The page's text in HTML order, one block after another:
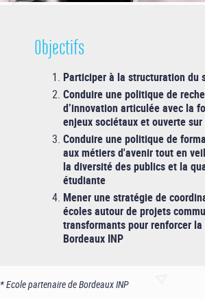
Objectifs
Participer à la structuration du
Conduire une politique de
d’innovation articulée avec la
enjeux sociétaux et ouverte
Conduire une politique de
aux métiers d'avenir tout en
la diversité des publics et la
étudiante
Mener une stratégie de
écoles autour de projets
transformants pour renforcer la
Bordeaux INP
* Ecole partenaire de Bordeaux INP